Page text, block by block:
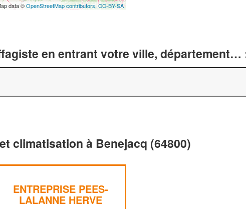
data ©OpenStreetMap contributors,CC-BY-SA
en entrant votre ville, département…
climatisation à Benejacq (64800)
ENTREPRISE PEES-
LALANNE HERVE